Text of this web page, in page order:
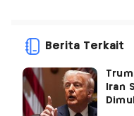
Berita Terkait
Iran